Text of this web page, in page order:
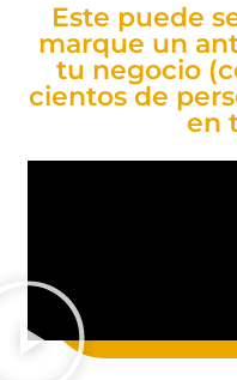
Este puede
marque un
tu negocio
cientos de
en